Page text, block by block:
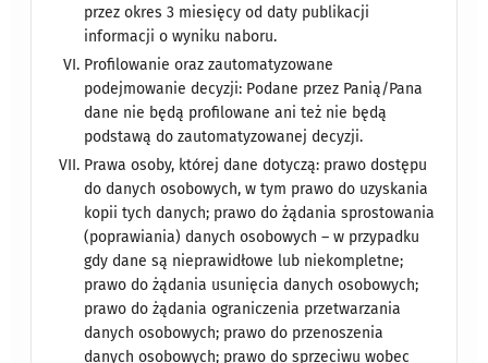
przez okres 3 miesięcy od daty publikacji
informacji o wyniku naboru.
Profilowanie oraz zautomatyzowane
podejmowanie decyzji: Podane przez Panią/Pana
dane nie będą profilowane ani też nie będą
podstawą do zautomatyzowanej decyzji.
Prawa osoby, której dane dotyczą: prawo dostępu
do danych osobowych, w tym prawo do uzyskania
kopii tych danych; prawo do żądania sprostowania
(poprawiania) danych osobowych – w przypadku
gdy dane są nieprawidłowe lub niekompletne;
prawo do żądania usunięcia danych osobowych;
prawo do żądania ograniczenia przetwarzania
danych osobowych; prawo do przenoszenia
danych osobowych; prawo do sprzeciwu wobec